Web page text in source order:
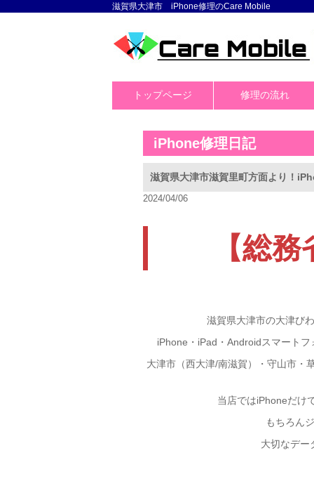
滋賀県大津市 iPhone修理のCare Mobile
トップページ 修理の流れ
iPhone修理日記
滋賀県大津市滋賀里町方面より！
2024/04/06
【総
滋賀県大津市の大津び
iPhone・iPad・Androidスマート
大津市（西大津/南滋賀）・守山市・
当店ではiPhoneだけ
もちろん
大切なデー